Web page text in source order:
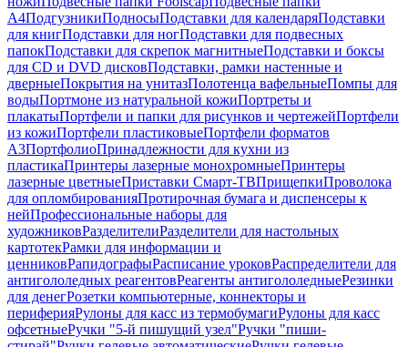
А4ПодгузникиПодносыПодставки для календаряПодставки
для книгПодставки для ногПодставки для подвесных
папокПодставки для скрепок магнитныеПодставки и боксы
для CD и DVD дисковПодставки, рамки настенные и
дверныеПокрытия на унитазПолотенца вафельныеПомпы для
водыПортмоне из натуральной кожиПортреты и
плакатыПортфели и папки для рисунков и чертежейПортфели
из кожиПортфели пластиковыеПортфели форматов
А3ПортфолиоПринадлежности для кухни из
пластикаПринтеры лазерные монохромныеПринтеры
лазерные цветныеПриставки Смарт-ТВПрищепкиПроволока
для опломбированияПротирочная бумага и диспенсеры к
нейПрофессиональные наборы для
художниковРазделителиРазделители для настольных
картотекРамки для информации и
ценниковРапидографыРасписание уроковРаспределители для
антигололедных реагентовРеагенты антигололедныеРезинки
для денегРозетки компьютерные, коннекторы и
периферияРулоны для касс из термобумагиРулоны для касс
офсетныеРучки "5-й пишущий узел"Ручки "пиши-